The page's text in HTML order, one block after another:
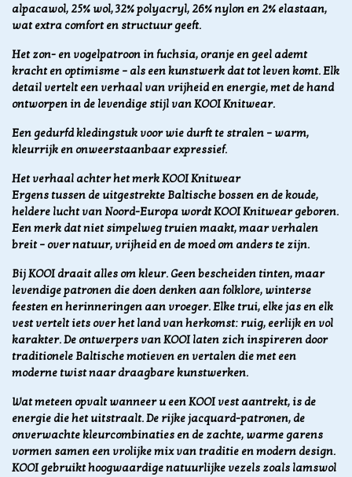
alpacawol, 25% wol, 32% polyacryl, 26% nylon en 2% elastaan,
wat extra comfort en structuur geeft.
Het zon- en vogelpatroon in fuchsia, oranje en geel ademt
kracht en optimisme – als een kunstwerk dat tot leven komt. Elk
detail vertelt een verhaal van vrijheid en energie, met de hand
ontworpen in de levendige stijl van KOOI Knitwear.
Een gedurfd kledingstuk voor wie durft te stralen – warm,
kleurrijk en onweerstaanbaar expressief.
Het verhaal achter het merk KOOI Knitwear
Ergens tussen de uitgestrekte Baltische bossen en de koude,
heldere lucht van Noord-Europa wordt KOOI Knitwear geboren.
Een merk dat niet simpelweg truien maakt, maar verhalen
breit – over natuur, vrijheid en de moed om anders te zijn.
Bij KOOI draait alles om kleur. Geen bescheiden tinten, maar
levendige patronen die doen denken aan folklore, winterse
feesten en herinneringen aan vroeger. Elke trui, elke jas en elk
vest vertelt iets over het land van herkomst: ruig, eerlijk en vol
karakter. De ontwerpers van KOOI laten zich inspireren door
traditionele Baltische motieven en vertalen die met een
moderne twist naar draagbare kunstwerken.
Wat meteen opvalt wanneer u een KOOI vest aantrekt, is de
energie die het uitstraalt. De rijke jacquard-patronen, de
onverwachte kleurcombinaties en de zachte, warme garens
vormen samen een vrolijke mix van traditie en modern design.
KOOI gebruikt hoogwaardige natuurlijke vezels zoals lamswol